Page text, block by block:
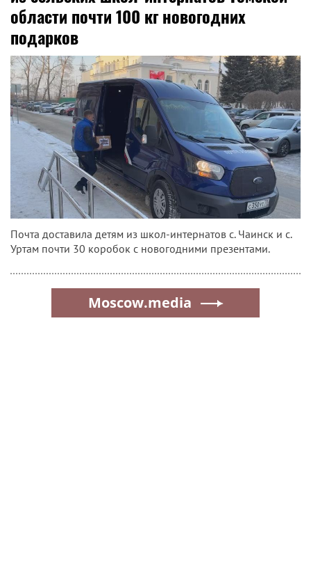
области почти 100 кг новогодних
подарков
Почта доставила детям из школ-интернатов с. Чаинск и с.
Уртам почти 30 коробок с новогодними презентами.
Moscow.media